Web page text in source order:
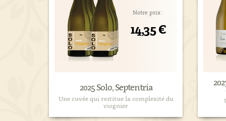
Notre prix :
14,35 €
2025 Solo, Septentria
Une cuvée qui restitue la complexité du
viognier